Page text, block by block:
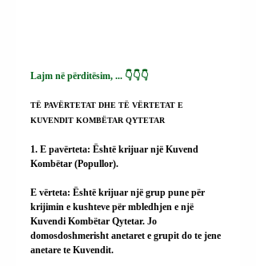
Lajm në përditësim, ... 👇👇👇
TË PAVËRTETAT DHE TË VËRTETAT E
KUVENDIT KOMBËTAR QYTETAR
1. E pavërteta: Është krijuar një Kuvend
Kombëtar (Popullor).
E vërteta: Është krijuar një grup pune për
krijimin e kushteve për mbledhjen e një
Kuvendi Kombëtar Qytetar. Jo
domosdoshmerisht anetaret e grupit do te jene
anetare te Kuvendit.